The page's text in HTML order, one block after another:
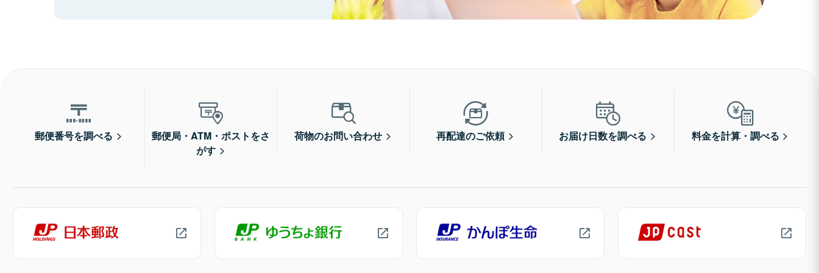
郵便番号を調べる
郵便局・ATM・ポストをさ
がす
荷物のお問い合わせ 再配達のご依頼 お届け日数を調べる 料金を計算・調べる